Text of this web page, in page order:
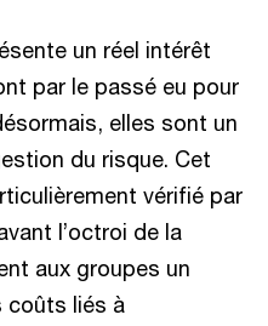
un réel intérêt
par le passé eu pour
elles sont un
du risque. Cet
vérifié par
l’octroi de la
aux groupes un
coûts liés à